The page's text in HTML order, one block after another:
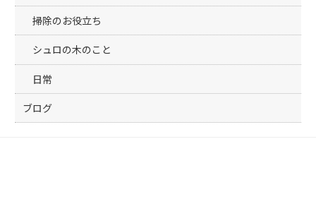
掃除のお役立ち
シュロの木のこと
日常
ブログ